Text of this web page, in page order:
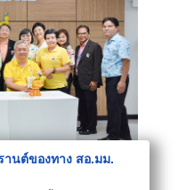
นต์ของทาง สอ.มม.